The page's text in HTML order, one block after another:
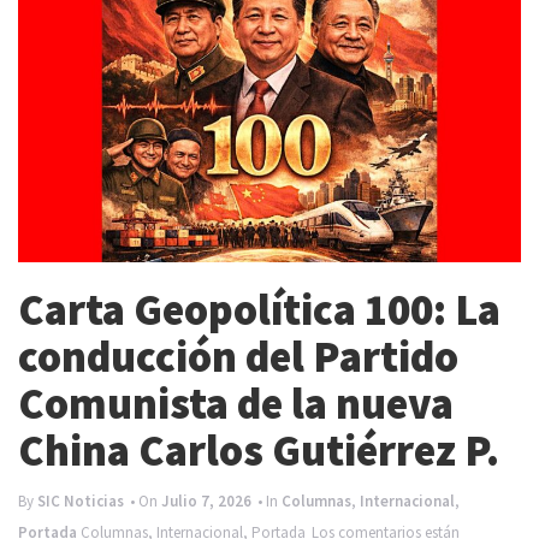
a
Carta Geopolítica 100: La
conducción del Partido
Comunista de la nueva
China Carlos Gutiérrez P.
By SIC Noticias • On Julio 7, 2026 • In Columnas, Internacional,
Portada Columnas, Internacional, Portada Los comentarios están